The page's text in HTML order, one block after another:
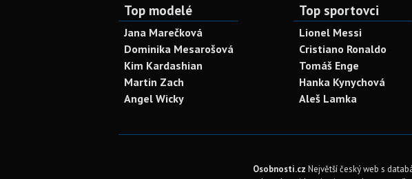
Top modelé
Jana Marečková
Dominika Mesarošová
Kim Kardashian
Martin Zach
Angel Wicky
Top sportovci
Lionel Messi
Cristiano Ronaldo
Tomáš Enge
Hanka Kynychová
Aleš Lamka
Osobnosti.cz Největší český web s